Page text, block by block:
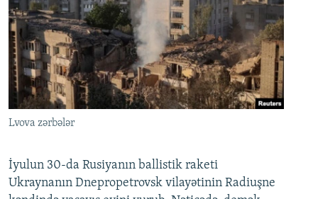
Lvova zərbələr
İyulun 30-da Rusiyanın ballistik raketi
Ukraynanın Dnepropetrovsk vilayətinin Radiuşne